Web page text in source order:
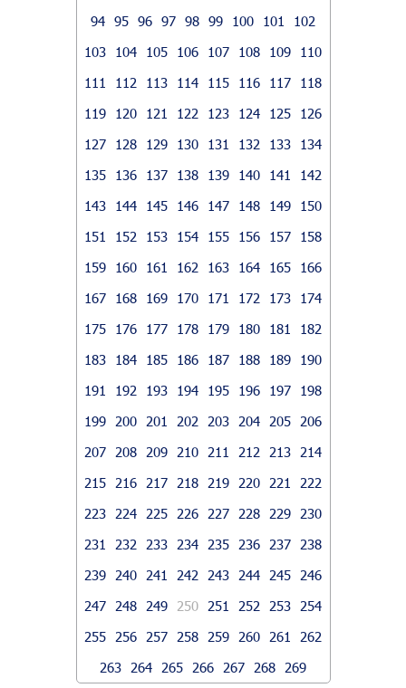
94 95 96 97 98 99 100 101
102
103
104 105 106 107 108 109
110
111
112 113 114 115 116 117
118
119
120 121 122 123 124 125
126
127
128 129 130 131 132 133
134
135
136 137 138 139 140 141
142
143
144 145 146 147 148 149
150
151
152 153 154 155 156 157
158
159
160 161 162 163 164 165
166
167
168 169 170 171 172 173
174
175
176 177 178 179 180 181
182
183
184 185 186 187 188 189
190
191
192 193 194 195 196 197
198
199
200 201 202 203 204 205
206
207
208 209 210 211 212 213
214
215
216 217 218 219 220 221
222
223
224 225 226 227 228 229
230
231
232 233 234 235 236 237
238
239
240 241 242 243 244 245
246
247
248 249 250 251 252 253
254
255
256 257 258 259 260 261
262
263
264 265 266 267 268 269